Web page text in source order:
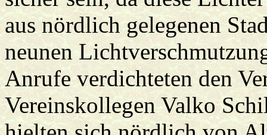
aus nördlich gelegenen
neunen
Anrufe verdichteten den
Vereinskollegen Valko